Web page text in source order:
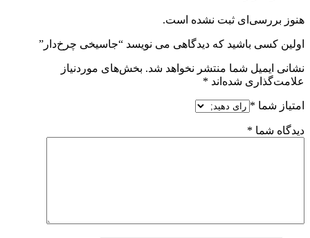
هنوز بررسی‌ای ثبت نشده است.
اولین کسی باشید که دیدگاهی می نویسد “جاسیخی چرخ‌دار”
نشانی ایمیل شما منتشر نخواهد شد. بخش‌های موردنیاز
علامت‌گذاری شده‌اند *
امتیاز شما *
دیدگاه شما *